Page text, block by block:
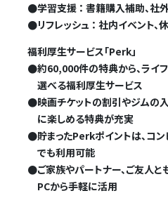
●学習支援 ： 書籍購入補助、社
●リフレッシュ ： 社内イベント
福利厚生サービス「Perk」
●約60,000件の特典から、ライ
選べる福利厚生サービス
●映画チケットの割引やジムの
に楽しめる特典が充実
●貯まったPerkポイントは、コ
でも利用可能
●ご家族やパートナー、ご友人と
PCから手軽に活用